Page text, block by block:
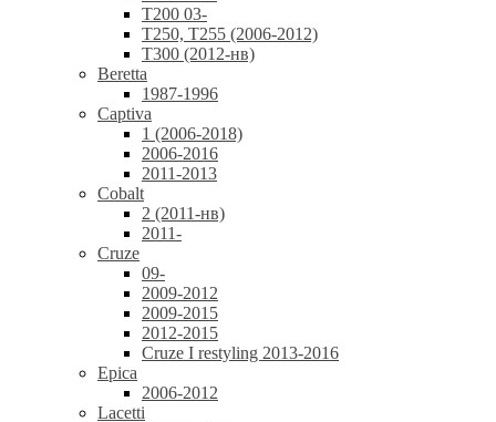
T200 03-
T250, T255 (2006-2012)
T300 (2012-нв)
Beretta
1987-1996
Captiva
1 (2006-2018)
2006-2016
2011-2013
Cobalt
2 (2011-нв)
2011-
Cruze
09-
2009-2012
2009-2015
2012-2015
Cruze I restyling 2013-2016
Epica
2006-2012
Lacetti